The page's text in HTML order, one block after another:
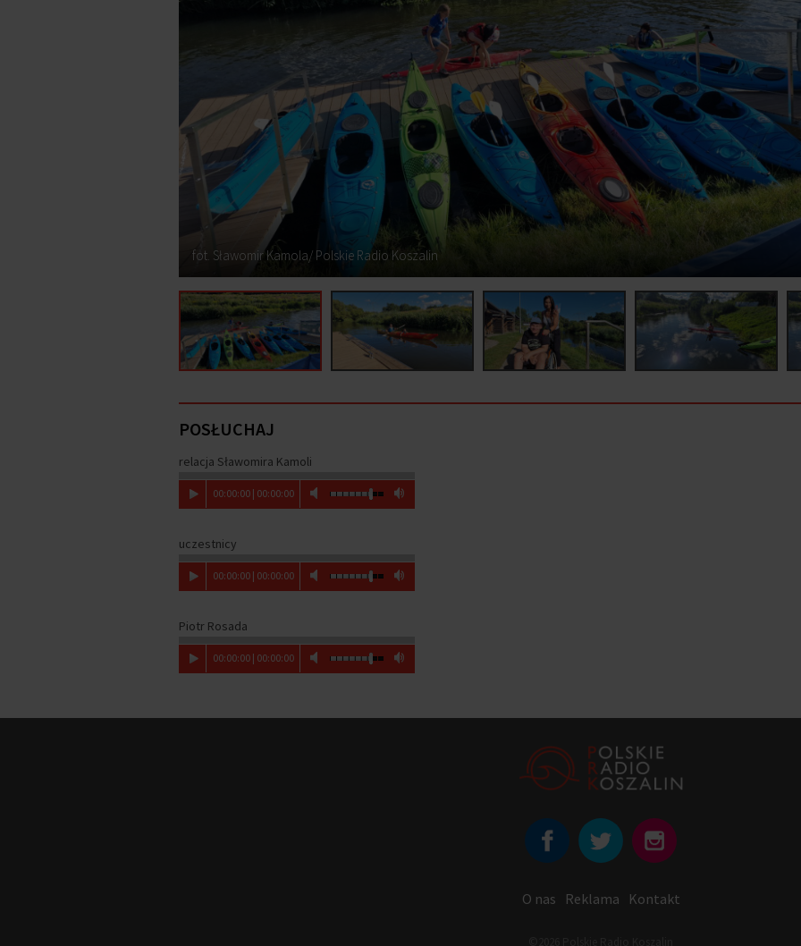
fot. Sławomir Kamola/ Polskie Radio Koszalin
POSŁUCHAJ
relacja Sławomira Kamoli
00:00:00| 00:00:00
uczestnicy
00:00:00| 00:00:00
Piotr Rosada
00:00:00| 00:00:00
O nas Reklama Kontakt